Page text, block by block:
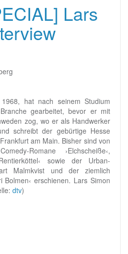
Lars
hat nach seinem Studium
gearbeitet, bevor er mit
zog, wo er als Handwerker
schreibt der gebürtige Hesse
am Main. Bisher sind von
Romane ›Elchscheiße‹,
sowie der Urban-
Malmkvist und der ziemlich
erschienen. Lars Simon
dtv)